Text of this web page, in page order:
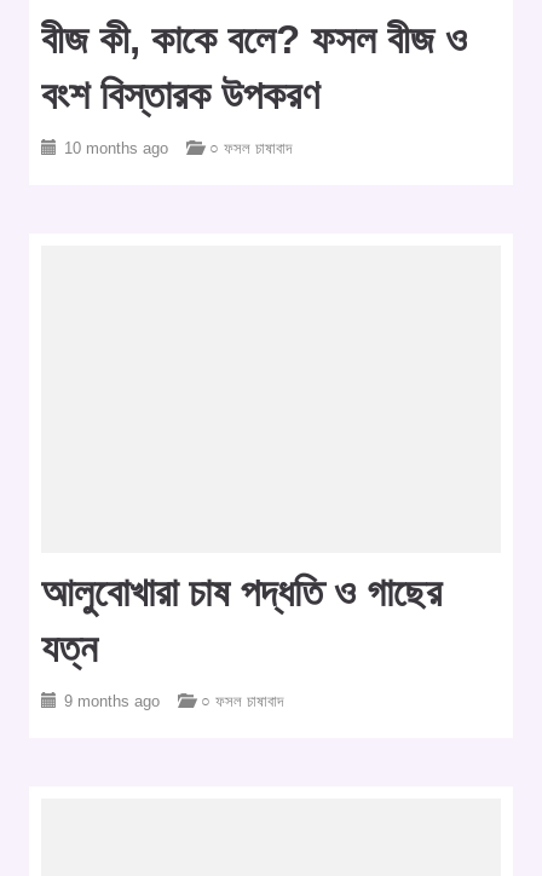
বীজ কী, কাকে বলে? ফসল বীজ ও
বংশ বিস্তারক উপকরণ
10 months ago ○ ফসল চাষাবাদ
আলুবোখারা চাষ পদ্ধতি ও গাছের
যত্ন
9 months ago ○ ফসল চাষাবাদ